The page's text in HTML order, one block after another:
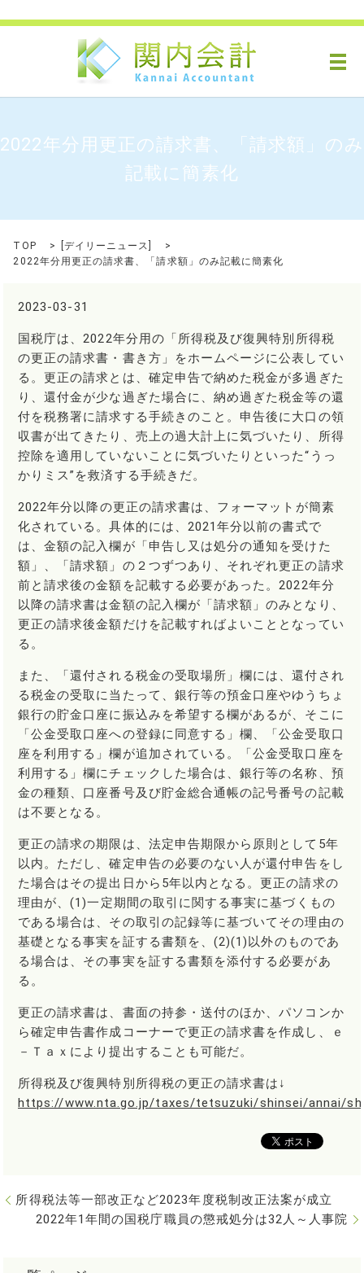
メ
2022年分用更正の請求書、「請求額」のみ
記載に簡素化
TOP デイリーニュース
2022年分用更正の請求書、「請求額」のみ記載に簡素化
2023-03-31
国税庁は、2022年分用の「所得税及び復興特別所得税
の更正の請求書・書き方」をホームページに公表してい
る。更正の請求とは、確定申告で納めた税金が多過ぎた
り、還付金が少な過ぎた場合に、納め過ぎた税金等の還
付を税務署に請求する手続きのこと。申告後に大口の領
収書が出てきたり、売上の過大計上に気づいたり、所得
控除を適用していないことに気づいたりといった“うっ
かりミス”を救済する手続きだ。
2022年分以降の更正の請求書は、フォーマットが簡素
化されている。具体的には、2021年分以前の書式で
は、金額の記入欄が「申告し又は処分の通知を受けた
額」、「請求額」の２つずつあり、それぞれ更正の請求
前と請求後の金額を記載する必要があった。2022年分
以降の請求書は金額の記入欄が「請求額」のみとなり、
更正の請求後金額だけを記載すればよいこととなってい
る。
また、「還付される税金の受取場所」欄には、還付され
る税金の受取に当たって、銀行等の預金口座やゆうちょ
銀行の貯金口座に振込みを希望する欄があるが、そこに
「公金受取口座への登録に同意する」欄、「公金受取口
座を利用する」欄が追加されている。「公金受取口座を
利用する」欄にチェックした場合は、銀行等の名称、預
金の種類、口座番号及び貯金総合通帳の記号番号の記載
は不要となる。
更正の請求の期限は、法定申告期限から原則として5年
以内。ただし、確定申告の必要のない人が還付申告をし
た場合はその提出日から5年以内となる。更正の請求の
理由が、(1)一定期間の取引に関する事実に基づくもの
である場合は、その取引の記録等に基づいてその理由の
基礎となる事実を証する書類を、(2)(1)以外のものであ
る場合は、その事実を証する書類を添付する必要があ
る。
更正の請求書は、書面の持参・送付のほか、パソコンか
ら確定申告書作成コーナーで更正の請求書を作成し、ｅ
－Ｔａｘにより提出することも可能だ。
所得税及び復興特別所得税の更正の請求書は↓
https://www.nta.go.jp/taxes/tetsuzuki/shinsei/annai/
所得税法等一部改正など2023年度税制改正法案が成立
2022年1年間の国税庁職員の懲戒処分は32人～人事院